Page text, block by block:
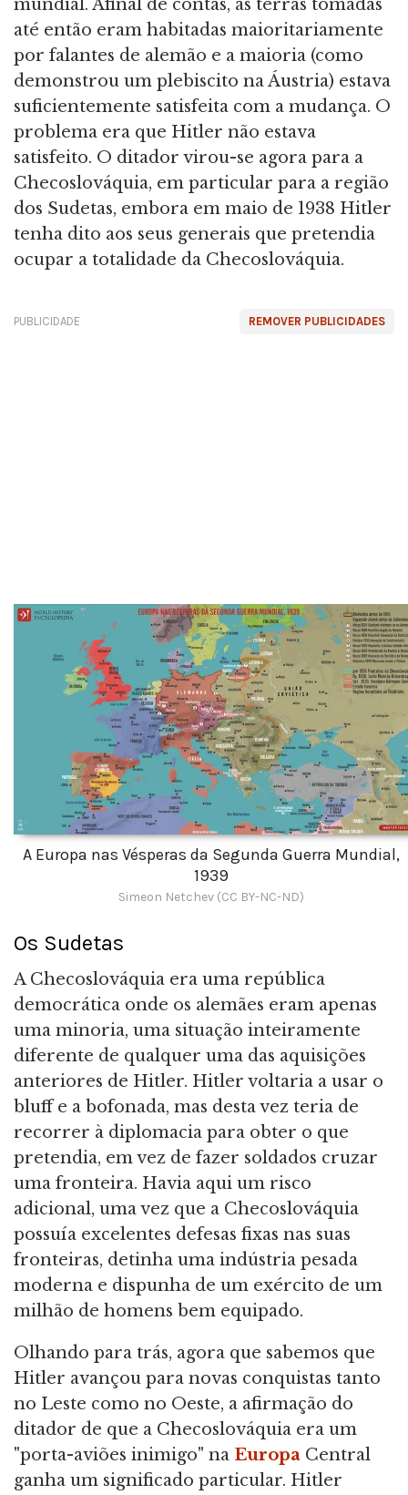
mundial. Afinal de contas, as terras tomadas
até então eram habitadas maioritariamente
por falantes de alemão e a maioria (como
demonstrou um plebiscito na Áustria) estava
suficientemente satisfeita com a mudança. O
problema era que Hitler não estava
satisfeito. O ditador virou-se agora para a
Checoslováquia, em particular para a região
dos Sudetas, embora em maio de 1938 Hitler
tenha dito aos seus generais que pretendia
ocupar a totalidade da Checoslováquia.
REMOVER PUBLICIDADES
PUBLICIDADE
A Europa nas Vésperas da Segunda Guerra Mundial,
1939
Simeon Netchev (CC BY-NC-ND)
Os Sudetas
A Checoslováquia era uma república
democrática onde os alemães eram apenas
uma minoria, uma situação inteiramente
diferente de qualquer uma das aquisições
anteriores de Hitler. Hitler voltaria a usar o
bluff e a bofonada, mas desta vez teria de
recorrer à diplomacia para obter o que
pretendia, em vez de fazer soldados cruzar
uma fronteira. Havia aqui um risco
adicional, uma vez que a Checoslováquia
possuía excelentes defesas fixas nas suas
fronteiras, detinha uma indústria pesada
moderna e dispunha de um exército de um
milhão de homens bem equipado.
Olhando para trás, agora que sabemos que
Hitler avançou para novas conquistas tanto
no Leste como no Oeste, a afirmação do
ditador de que a Checoslováquia era um
"porta-aviões inimigo" na Europa Central
ganha um significado particular. Hitler